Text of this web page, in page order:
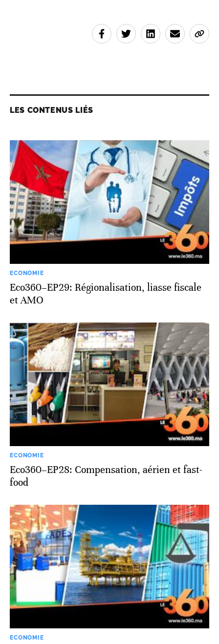
LES CONTENUS LIÉS
ECONOMIE
Eco360–EP29: Régionalisation, liasse fiscale
et AMO
ECONOMIE
Eco360–EP28: Compensation, aérien et fast-
food
ECONOMIE